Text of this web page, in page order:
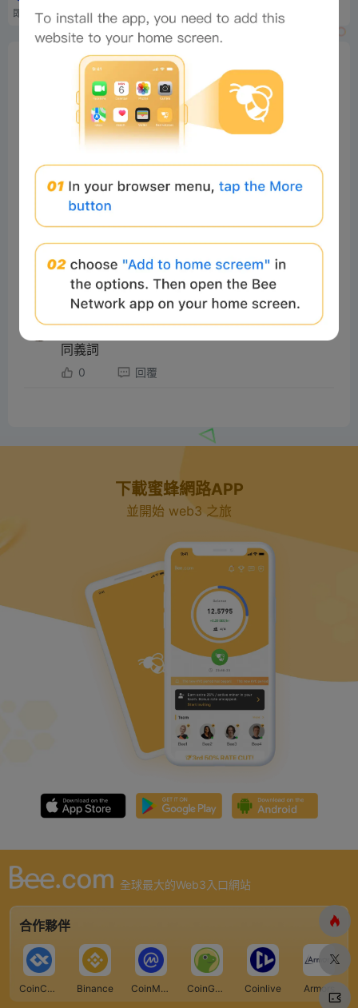
即將推出的 NFT 收藏品 NFT 即將推出的項目
Bee Score
tbd
Comments (1) All
Comments: Post
#Beeliev 讀者 2024-12-06 18:01:54
同義詞
0 回覆
下載蜜蜂網路APP
並開始 web3 之旅
全球最大的Web3入口網站
合作夥伴
CoinCarp Binance CoinMarketCap CoinGecko Coinlive Armors